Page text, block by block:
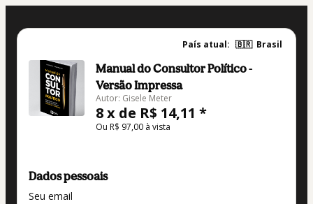
País atual: 🇧🇷 Brasil
Manual do Consultor Político -
Versão Impressa
Autor: Gisele Meter
8 x de R$ 14,11 *
Ou R$ 97,00 à vista
Dados pessoais
Seu email